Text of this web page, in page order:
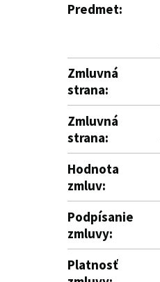
Predmet:
Zmluvná
strana:
Zmluvná
strana:
Hodnota
zmluv:
Podpísanie
zmluvy:
Platnosť